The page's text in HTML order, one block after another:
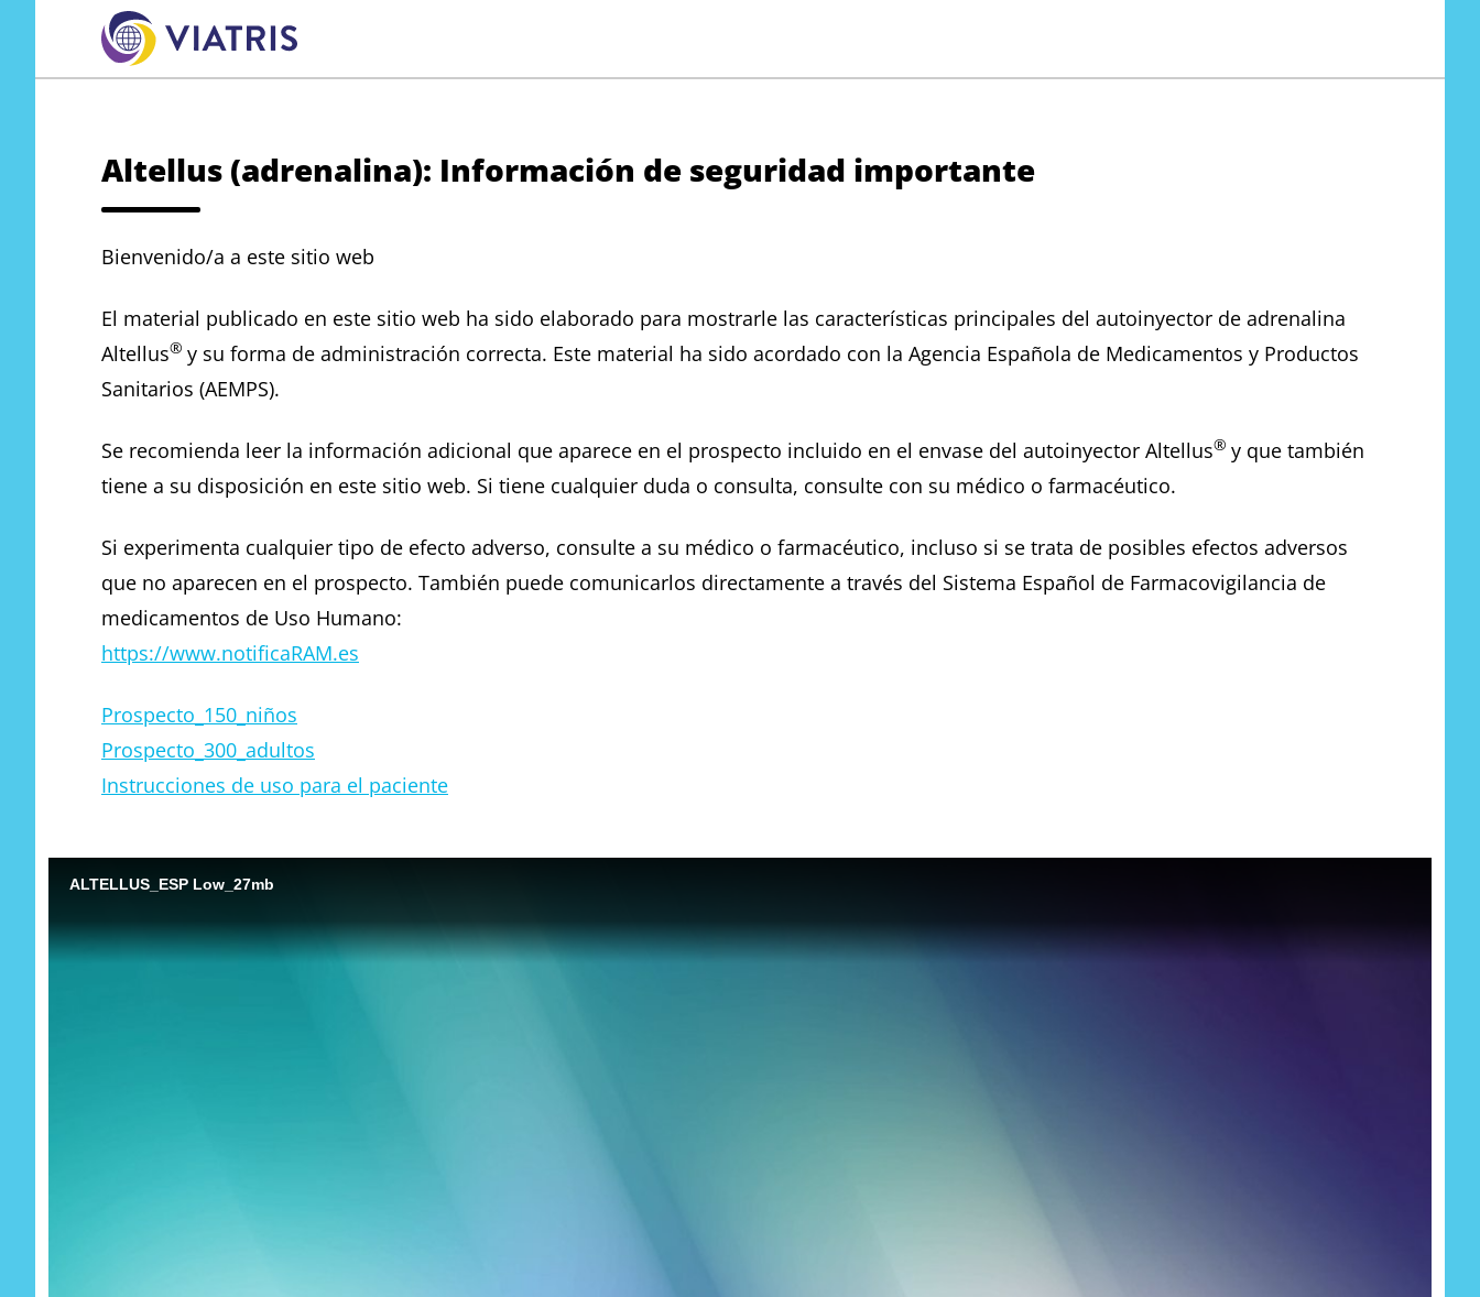
Altellus (adrenalina): Información de seguridad importante
Bienvenido/a a este sitio web
El material publicado en este sitio web ha sido elaborado para mostrarle las características principales del autoinyector de adrenalina
Altellus® y su forma de administración correcta. Este material ha sido acordado con la Agencia Española de Medicamentos y Productos
Sanitarios (AEMPS).
Se recomienda leer la información adicional que aparece en el prospecto incluido en el envase del autoinyector Altellus® y que también
tiene a su disposición en este sitio web. Si tiene cualquier duda o consulta, consulte con su médico o farmacéutico.
Si experimenta cualquier tipo de efecto adverso, consulte a su médico o farmacéutico, incluso si se trata de posibles efectos adversos
que no aparecen en el prospecto. También puede comunicarlos directamente a través del Sistema Español de Farmacovigilancia de
medicamentos de Uso Humano:
https://www.notificaRAM.es
Prospecto_150_niños
Prospecto_300_adultos
Instrucciones de uso para el paciente
ALTELLUS_ESP Low_27mb